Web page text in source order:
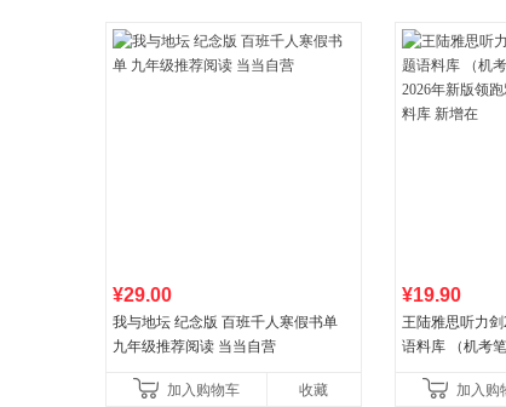
¥29.00
我与地坛 纪念版 百班千人寒假书单
九年级推荐阅读 当当自营
加入购物车 收藏
¥19.90
王陆雅思听力
语料库 （机考
新增在
加入购